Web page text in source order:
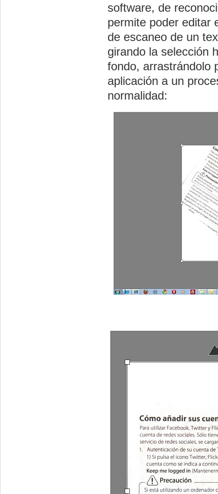
software, de
permite poder editar
de escaneo de un
girando la selección
fondo, arrastrándolo
aplicación a un
normalidad: